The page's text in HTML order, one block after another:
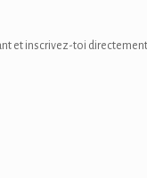
et inscrivez-toi directement